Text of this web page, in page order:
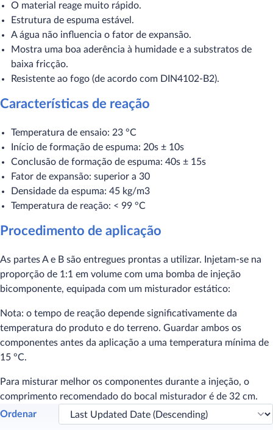
O material reage muito rápido.
Estrutura de espuma estável.
A água não influencia o fator de expansão.
Mostra uma boa aderência à humidade e a substratos de
baixa fricção.
Resistente ao fogo (de acordo com DIN4102-B2).
Características de reação
Temperatura de ensaio: 23 °C
Início de formação de espuma: 20s ± 10s
Conclusão de formação de espuma: 40s ± 15s
Fator de expansão: superior a 30
Densidade da espuma: 45 kg/m3
Temperatura de reação: < 99 °C
Procedimento de aplicação
As partes A e B são entregues prontas a utilizar. Injetam-se na
proporção de 1:1 em volume com uma bomba de injeção
bicomponente, equipada com um misturador estático:
Nota: o tempo de reação depende significativamente da
temperatura do produto e do terreno. Guardar ambos os
componentes antes da aplicação a uma temperatura mínima de
15 °C.
Para misturar melhor os componentes durante a injeção, o
comprimento recomendado do bocal misturador é de 32 cm.
Ordenar